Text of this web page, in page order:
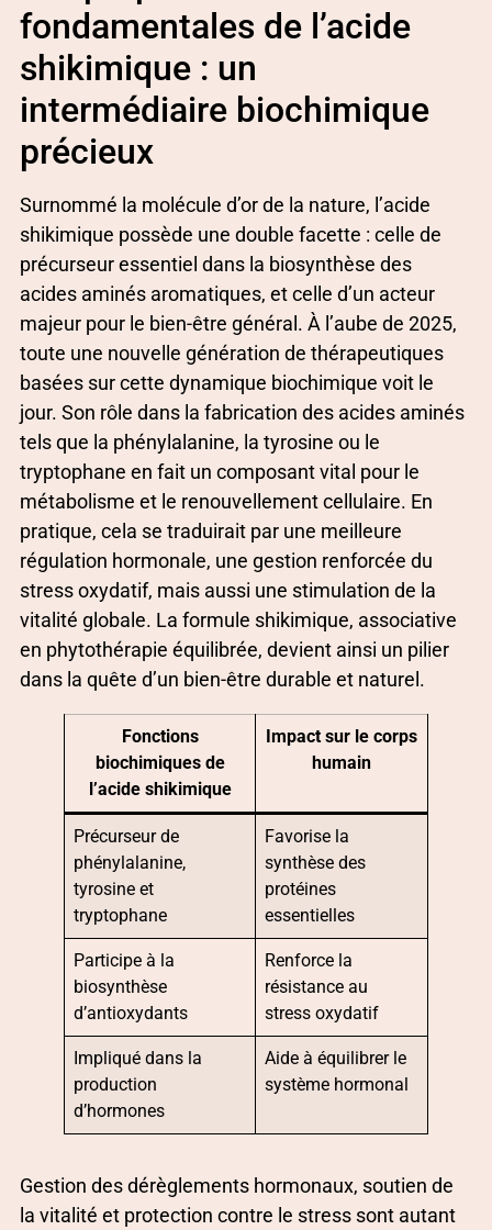
fondamentales de l’acide
shikimique : un
intermédiaire biochimique
précieux
Surnommé la molécule d’or de la nature, l’acide
shikimique possède une double facette : celle de
précurseur essentiel dans la biosynthèse des
acides aminés aromatiques, et celle d’un acteur
majeur pour le bien-être général. À l’aube de 2025,
toute une nouvelle génération de thérapeutiques
basées sur cette dynamique biochimique voit le
jour. Son rôle dans la fabrication des acides aminés
tels que la phénylalanine, la tyrosine ou le
tryptophane en fait un composant vital pour le
métabolisme et le renouvellement cellulaire. En
pratique, cela se traduirait par une meilleure
régulation hormonale, une gestion renforcée du
stress oxydatif, mais aussi une stimulation de la
vitalité globale. La formule shikimique, associative
en phytothérapie équilibrée, devient ainsi un pilier
dans la quête d’un bien-être durable et naturel.
Fonctions
biochimiques de
l’acide shikimique
Impact sur le corps
humain
Précurseur de
phénylalanine,
tyrosine et
tryptophane
Favorise la
synthèse des
protéines
essentielles
Participe à la
biosynthèse
d’antioxydants
Renforce la
résistance au
stress oxydatif
Impliqué dans la
production
d’hormones
Aide à équilibrer le
système hormonal
Gestion des dérèglements hormonaux, soutien de
la vitalité et protection contre le stress sont autant